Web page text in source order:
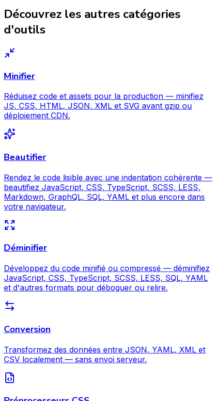
Découvrez les autres catégories
d'outils
Minifier
Réduisez code et assets pour la production — minifiez
JS, CSS, HTML, JSON, XML et SVG avant gzip ou
déploiement CDN.
Beautifier
Rendez le code lisible avec une indentation cohérente —
beautifiez JavaScript, CSS, TypeScript, SCSS, LESS,
Markdown, GraphQL, SQL, YAML et plus encore dans
votre navigateur.
Déminifier
Développez du code minifié ou compressé — déminifiez
JavaScript, CSS, TypeScript, SCSS, LESS, SQL, YAML
et d'autres formats pour déboguer ou relire.
Conversion
Transformez des données entre JSON, YAML, XML et
CSV localement — sans envoi serveur.